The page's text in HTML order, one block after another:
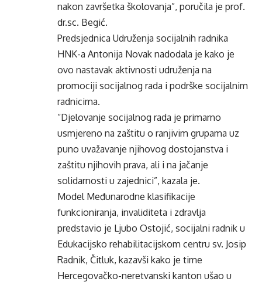
nakon završetka školovanja”, poručila je prof.
dr.sc. Begić.
Predsjednica Udruženja socijalnih radnika
HNK-a Antonija Novak nadodala je kako je
ovo nastavak aktivnosti udruženja na
promociji socijalnog rada i podrške socijalnim
radnicima.
“Djelovanje socijalnog rada je primarno
usmjereno na zaštitu o ranjivim grupama uz
puno uvažavanje njihovog dostojanstva i
zaštitu njihovih prava, ali i na jačanje
solidarnosti u zajednici”, kazala je.
Model Međunarodne klasifikacije
funkcioniranja, invaliditeta i zdravlja
predstavio je Ljubo Ostojić, socijalni radnik u
Edukacijsko rehabilitacijskom centru sv. Josip
Radnik, Čitluk, kazavši kako je time
Hercegovačko-neretvanski kanton ušao u